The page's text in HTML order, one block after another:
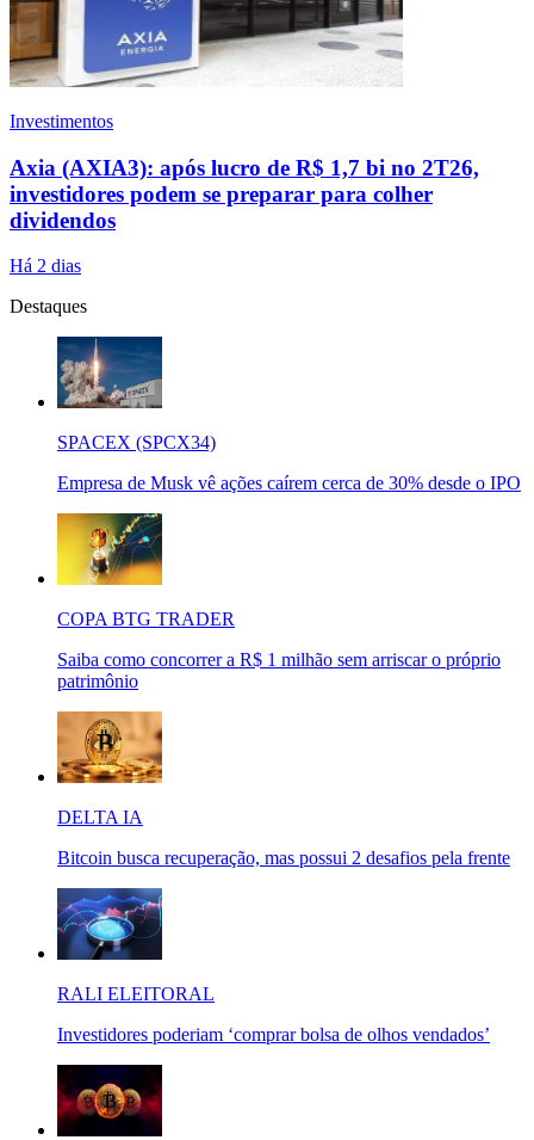
Investimentos
Axia (AXIA3): após lucro de R$ 1,7 bi no 2T26,
investidores podem se preparar para colher
dividendos
Há 2 dias
Destaques
SPACEX (SPCX34)
Empresa de Musk vê ações caírem cerca de 30% desde o IPO
COPA BTG TRADER
Saiba como concorrer a R$ 1 milhão sem arriscar o próprio
patrimônio
DELTA IA
Bitcoin busca recuperação, mas possui 2 desafios pela frente
RALI ELEITORAL
Investidores poderiam ‘comprar bolsa de olhos vendados’